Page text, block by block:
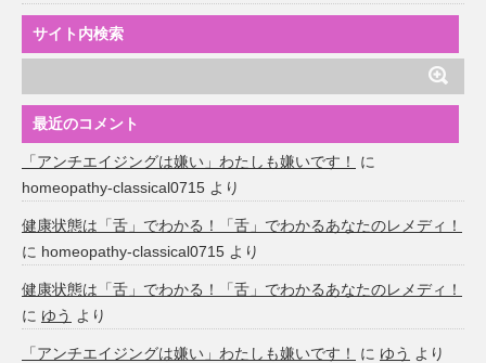
サイト内検索
最近のコメント
「アンチエイジングは嫌い」わたしも嫌いです！
に
homeopathy-classical0715 より
健康状態は「舌」でわかる！「舌」でわかるあなたのレメディ！
に homeopathy-classical0715 より
健康状態は「舌」でわかる！「舌」でわかるあなたのレメディ！
に ゆう より
「アンチエイジングは嫌い」わたしも嫌いです！ に ゆう より